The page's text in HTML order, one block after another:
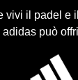
vivi il padel e
può